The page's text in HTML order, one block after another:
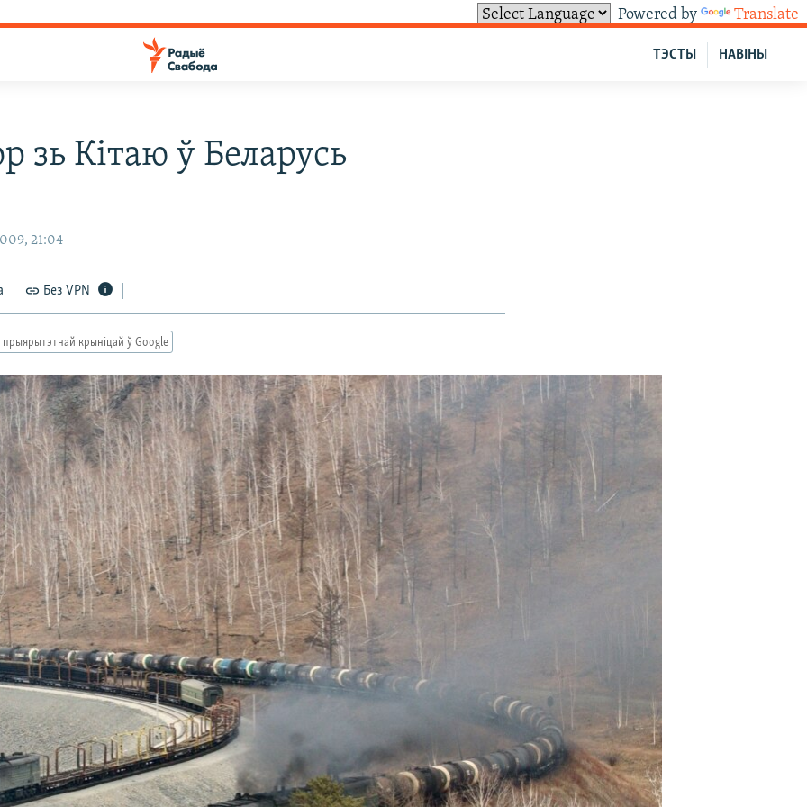
Powered by Translate
НАВІНЫ
ТЭСТЫ
зь Кітаю ў Беларусь
21:04
Без VPN
прыярытэтнай крыніцай ў Google